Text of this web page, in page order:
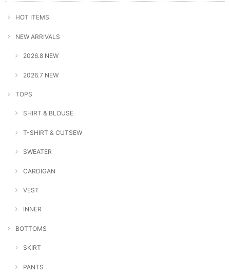
HOT ITEMS
NEW ARRIVALS
2026.8 NEW
2026.7 NEW
TOPS
SHIRT & BLOUSE
T-SHIRT & CUTSEW
SWEATER
CARDIGAN
VEST
INNER
BOTTOMS
SKIRT
PANTS